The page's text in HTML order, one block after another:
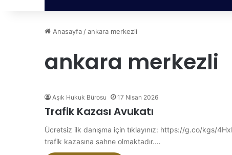
Anasayfa /ankara merkezli
ankara merkezli
Aşık Hukuk Bürosu 17 Nisan 2026
Trafik Kazası Avukatı
Ücretsiz ilk danışma için tıklayınız: https://g.co/kgs/
trafik kazasına sahne olmaktadır.…